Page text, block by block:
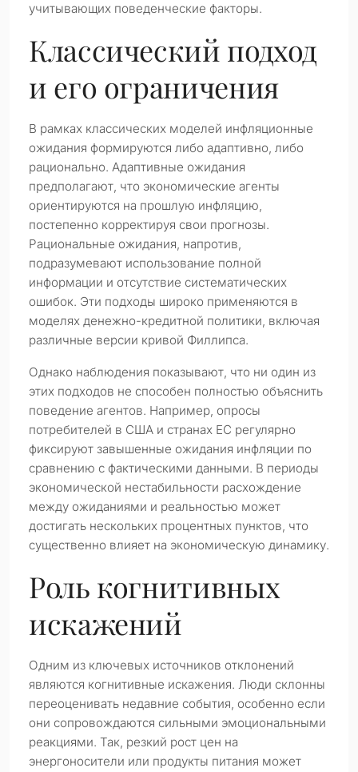
учитывающих поведенческие факторы.
Классический подход
и его ограничения
В рамках классических моделей инфляционные
ожидания формируются либо адаптивно, либо
рационально. Адаптивные ожидания
предполагают, что экономические агенты
ориентируются на прошлую инфляцию,
постепенно корректируя свои прогнозы.
Рациональные ожидания, напротив,
подразумевают использование полной
информации и отсутствие систематических
ошибок. Эти подходы широко применяются в
моделях денежно-кредитной политики, включая
различные версии кривой Филлипса.
Однако наблюдения показывают, что ни один из
этих подходов не способен полностью объяснить
поведение агентов. Например, опросы
потребителей в США и странах ЕС регулярно
фиксируют завышенные ожидания инфляции по
сравнению с фактическими данными. В периоды
экономической нестабильности расхождение
между ожиданиями и реальностью может
достигать нескольких процентных пунктов, что
существенно влияет на экономическую динамику.
Роль когнитивных
искажений
Одним из ключевых источников отклонений
являются когнитивные искажения. Люди склонны
переоценивать недавние события, особенно если
они сопровождаются сильными эмоциональными
реакциями. Так, резкий рост цен на
энергоносители или продукты питания может